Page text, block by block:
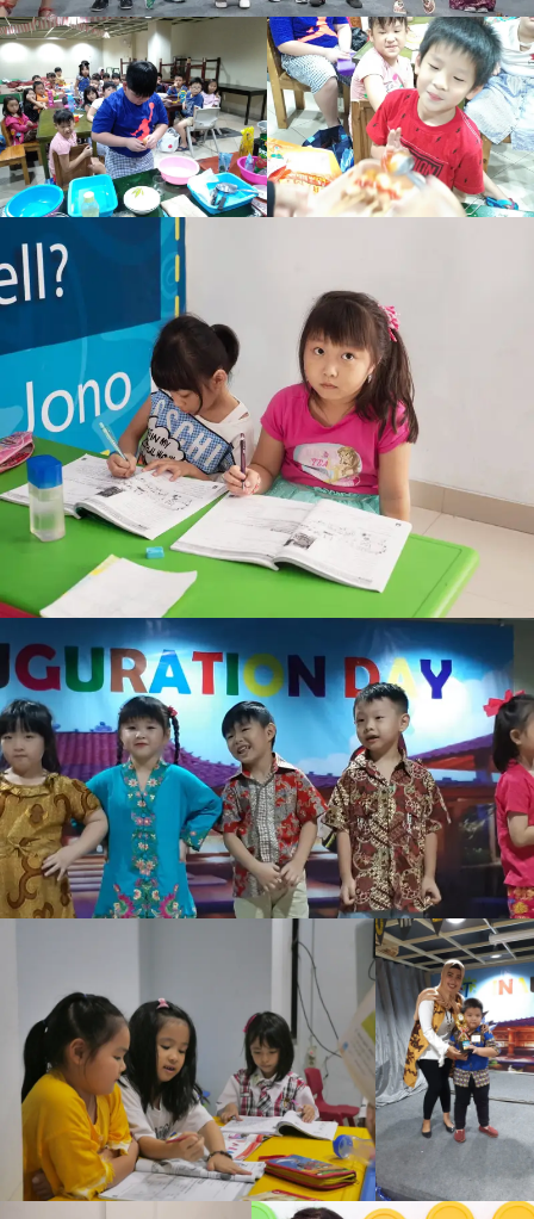
Nama murid
Jenis kelamin
Nama orang tua/wali
Nama calon peserta
Jenis Kelamin
Nama calon peserta
Jenis Kelamin
Nama calon peserta
Jenis Kelamin
Alamat rumah